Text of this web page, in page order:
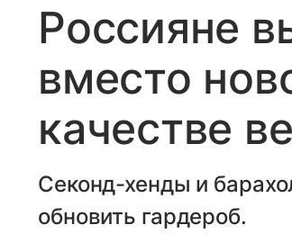
Россияне
вместо
качестве
Секонд-хенды и
обновить гардероб.